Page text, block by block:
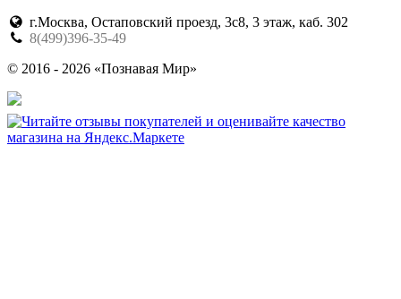
г.Москва, Остаповский проезд, 3с8, 3 этаж, каб. 302
8(499)396-35-49
© 2016 - 2026 «Познавая Мир»